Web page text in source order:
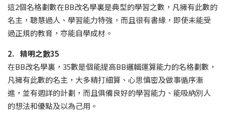
這2個名格劃數在BB改名學裏是典型的學習之數，凡擁有此數的
名主，聰慧過人、學習能力特強，而且很有書緣，即使未能受
過正規的教育，亦能自學成材。
2. 精明之數35
在BB改名學裏，35數是個能提高BB邏輯運算能力的名格劃數，
凡擁有此數的名主，大多精打細算、心思慎密及做事循序漸
進，並有週詳的計劃，而且俱備良好的學習能力、能吸納別人
的想法和優點及以為己用。